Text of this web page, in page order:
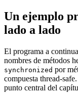
Un ejemplo
lado a lado
El programa a
nombres de métodos
synchronized por
compuesta thread-
punto central del